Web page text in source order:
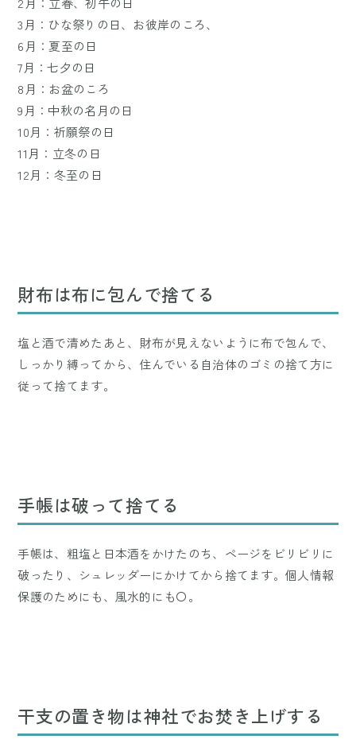
3月：ひな祭りの日、お彼岸のころ、
6月：夏至の日
7月：七夕の日
8月：お盆のころ
9月：中秋の名月の日
10月：祈願祭の日
11月：立冬の日
12月：冬至の日
財布は布に包んで捨てる
塩と酒で清めたあと、財布が見えないように布で包んで、
しっかり縛ってから、住んでいる自治体のゴミの捨て方に
従って捨てます。
手帳は破って捨てる
手帳は、粗塩と日本酒をかけたのち、ページをビリビリに
破ったり、シュレッダーにかけてから捨てます。個人情報
保護のためにも、風水的にも〇。
干支の置き物は神社でお焚き上げする